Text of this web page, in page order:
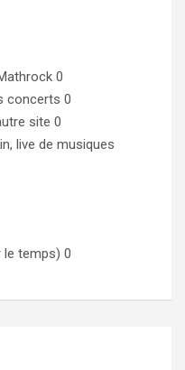
0
concerts 0
site 0
live de musiques
le temps) 0